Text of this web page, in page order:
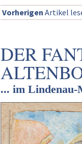
Vorherigen Artikel
DER
... im Lindenau-